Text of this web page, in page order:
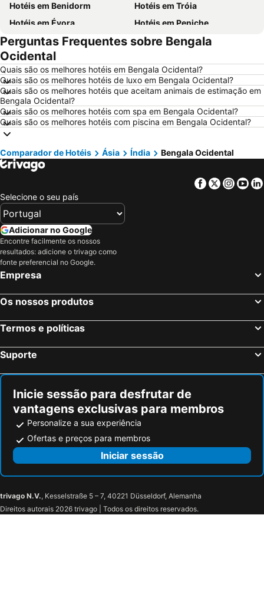
Hotéis em Benidorm
Hotéis em Tróia
Hotéis em Évora
Hotéis em Peniche
Hotéis em Porto Santo
Hotéis em Barcelona
Hotéis em Sangenjo
Hotéis em Vigo
Hotéis em Vila Nova de Milfontes
Hotéis em Isla Canela
Hotéis em Roma
Hotéis em Vilamoura
Hotéis em Alentejo
Hotéis em Sul de Espanha
Hotéis em Málaga
Hotéis em Andaluzia
Hotéis em Maiorca
Hotéis em Ilha do Sal
Hotéis em Ibiza
Hotéis em Serra da Estrela
Hotéis em Costa da Luz
Hotéis em Gran Canaria
Hotéis em Costa de Almería
Perguntas Frequentes sobre Bengala
Ocidental
Quais são os melhores hotéis em Bengala Ocidental?
Quais são os melhores hotéis de luxo em Bengala Ocidental?
Quais são os melhores hotéis que aceitam animais de estimação em
Bengala Ocidental?
Quais são os melhores hotéis com spa em Bengala Ocidental?
Quais são os melhores hotéis com piscina em Bengala Ocidental?
Comparador de Hotéis Ásia Índia Bengala Ocidental
Facebook
Twitter
Selecione o seu país
Adicionar no Google
Encontre facilmente os nossos
resultados: adicione o trivago como
fonte preferencial no Google.
Empresa
Os nossos produtos
Termos e políticas
Suporte
Inicie sessão para desfrutar de
vantagens exclusivas para membros
Personalize a sua experiência
Ofertas e preços para membros
Iniciar sessão
trivago N.V., Kesselstraße 5 – 7, 40221 Düsseldorf, Alemanha
Direitos autorais 2026 trivago | Todos os direitos reservados.